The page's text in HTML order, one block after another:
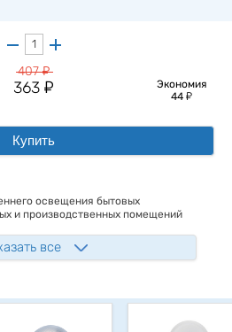
407у
363у
Экономия
44у
Купить
освещения бытовых
и производственных помещений
все